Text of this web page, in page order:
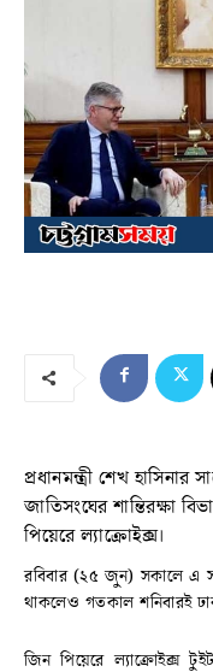
প্রধানমন্ত্রী শেখ
জাতিসংঘের শান্তিরক্ষা
পিয়েরে ল্যাক্রোইক্স।
রবিবার (২৫ জুন) সকালে এ
থাকলেও গতকাল শনিবারই
জিন পিয়েরে ল্যাক্রোইক্স